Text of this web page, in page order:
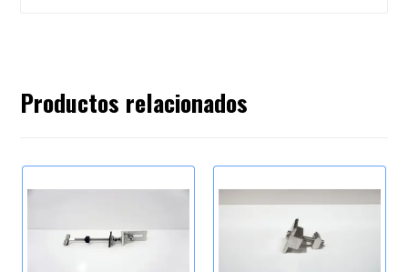
Productos relacionados